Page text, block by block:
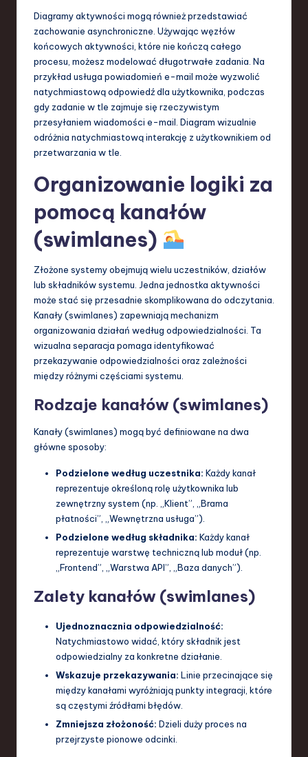
Diagramy aktywności mogą również przedstawiać
zachowanie asynchroniczne. Używając węzłów
końcowych aktywności, które nie kończą całego
procesu, możesz modelować długotrwałe zadania. Na
przykład usługa powiadomień e-mail może wyzwolić
natychmiastową odpowiedź dla użytkownika, podczas
gdy zadanie w tle zajmuje się rzeczywistym
przesyłaniem wiadomości e-mail. Diagram wizualnie
odróżnia natychmiastową interakcję z użytkownikiem od
przetwarzania w tle.
Organizowanie logiki za
pomocą kanałów
(swimlanes)
Złożone systemy obejmują wielu uczestników, działów
lub składników systemu. Jedna jednostka aktywności
może stać się przesadnie skomplikowana do odczytania.
Kanały (swimlanes) zapewniają mechanizm
organizowania działań według odpowiedzialności. Ta
wizualna separacja pomaga identyfikować
przekazywanie odpowiedzialności oraz zależności
między różnymi częściami systemu.
Rodzaje kanałów (swimlanes)
Kanały (swimlanes) mogą być definiowane na dwa
główne sposoby:
Podzielone według uczestnika: Każdy kanał
reprezentuje określoną rolę użytkownika lub
zewnętrzny system (np. „Klient”, „Brama
płatności”, „Wewnętrzna usługa”).
Podzielone według składnika: Każdy kanał
reprezentuje warstwę techniczną lub moduł (np.
„Frontend”, „Warstwa API”, „Baza danych”).
Zalety kanałów (swimlanes)
Ujednoznacznia odpowiedzialność:
Natychmiastowo widać, który składnik jest
odpowiedzialny za konkretne działanie.
Wskazuje przekazywania: Linie przecinające się
między kanałami wyróżniają punkty integracji, które
są częstymi źródłami błędów.
Zmniejsza złożoność: Dzieli duży proces na
przejrzyste pionowe odcinki.